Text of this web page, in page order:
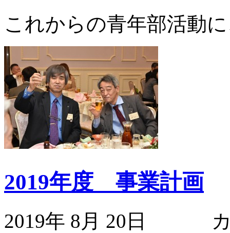
これからの青年部活動
2019年度 事業計画
2019年 8月 20日 カ